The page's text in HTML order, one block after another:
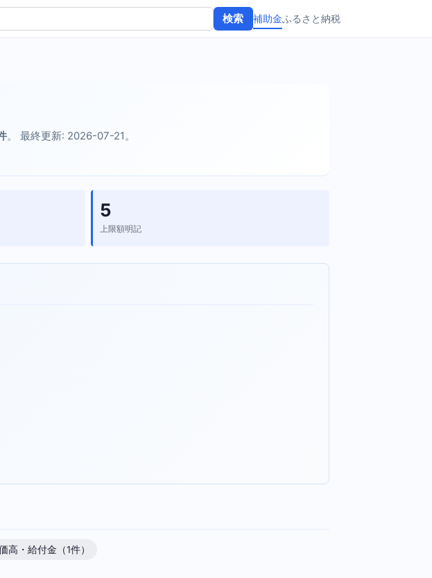
検索 補助金ふるさと納税
。 最終更新: 2026-07-21。
5
上限額明記
高・給付金（1件）